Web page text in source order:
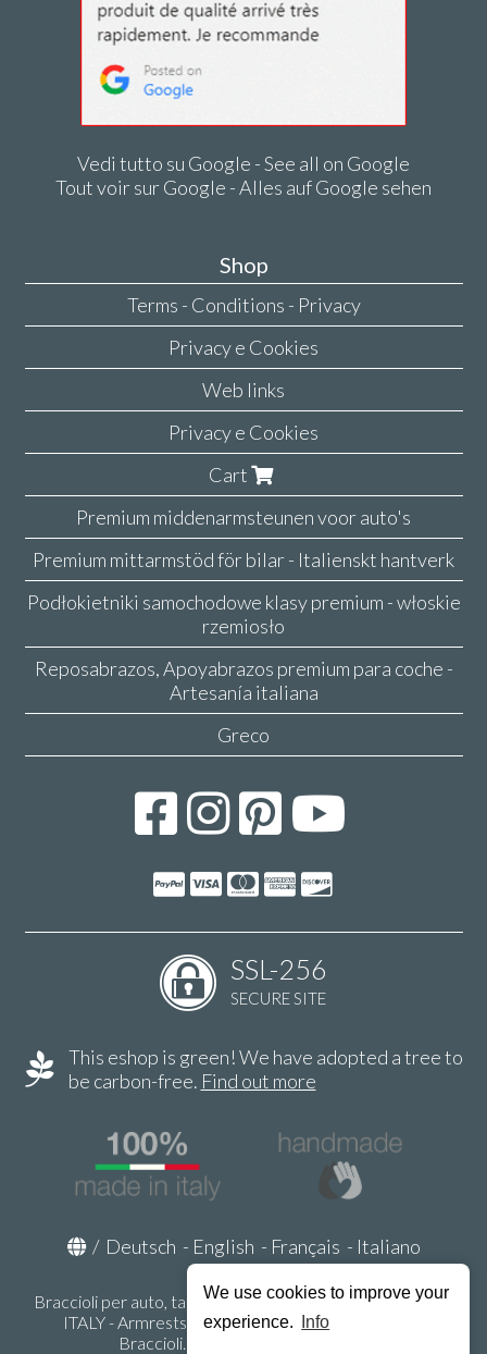
We use cookies to improve your
experience.
Info
Vedi tutto su Google - See all on Google
Tout voir sur Google - Alles auf Google sehen
Shop
Terms - Conditions - Privacy
Privacy e Cookies
Web links
Privacy e Cookies
Cart
Premium middenarmsteunen voor auto's
Premium mittarmstöd för bilar - Italienskt hantverk
Podłokietniki samochodowe klasy premium - włoskie
rzemiosło
Reposabrazos, Apoyabrazos premium para coche -
Artesanía italiana
Greco
SSL-256
SECURE SITE
This eshop is green! We have adopted a tree to
be carbon-free. Find out more
/ Deutsch - English - Français - Italiano
Braccioli per auto, tappeti auto, accessori auto MADE IN
ITALY - Armrests, Mittelarmlehnen, Accoundoirs -
Braccioli.it - P.Iva IT02178470353